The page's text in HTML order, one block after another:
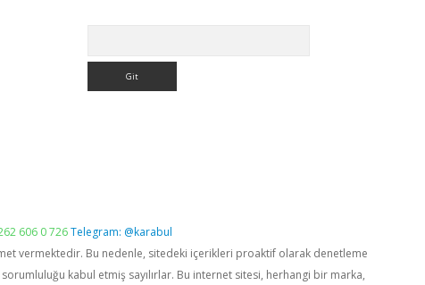
606 0 726Telegram: @karabul
vermektedir. Bu nedenle, sitedeki içerikleri proaktif olarak denetleme
kabul etmiş sayılırlar. Bu internet sitesi, herhangi bir marka,